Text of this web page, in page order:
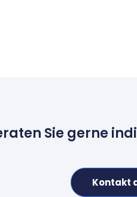
Sie gerne
Kontakt